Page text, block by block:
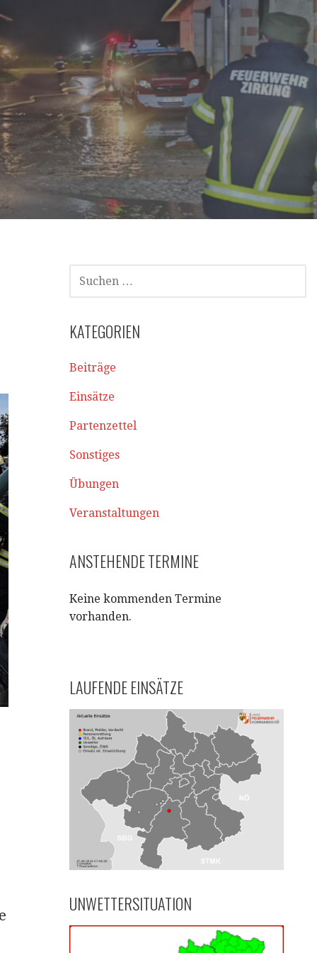
SUCHE
NACH:
KATEGORIEN
Beiträge
Einsätze
Partenzettel
Sonstiges
Übungen
Veranstaltungen
ANSTEHENDE TERMINE
Keine kommenden Termine
vorhanden.
LAUFENDE EINSÄTZE
UNWETTERSITUATION